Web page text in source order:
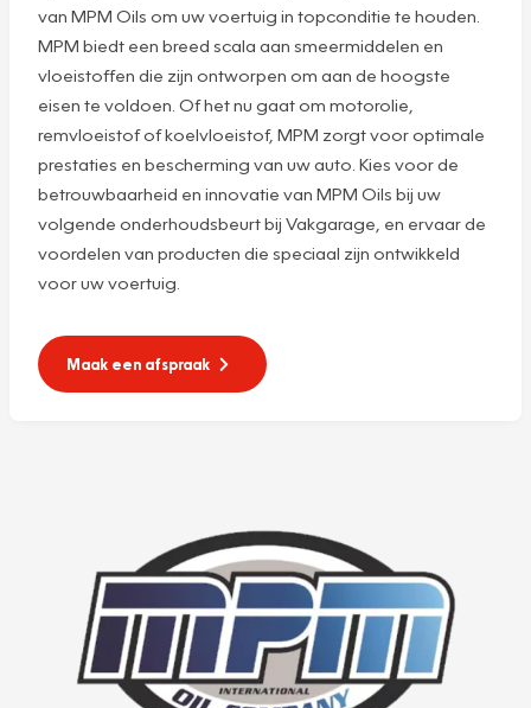
van MPM Oils om uw voertuig in topconditie te houden.
MPM biedt een breed scala aan smeermiddelen en
vloeistoffen die zijn ontworpen om aan de hoogste
eisen te voldoen. Of het nu gaat om motorolie,
remvloeistof of koelvloeistof, MPM zorgt voor optimale
prestaties en bescherming van uw auto. Kies voor de
betrouwbaarheid en innovatie van MPM Oils bij uw
volgende onderhoudsbeurt bij Vakgarage, en ervaar de
voordelen van producten die speciaal zijn ontwikkeld
voor uw voertuig.
Maak een afspraak